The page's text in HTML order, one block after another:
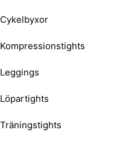
Cykelbyxor
Kompressionstights
Leggings
Löpartights
Träningstights